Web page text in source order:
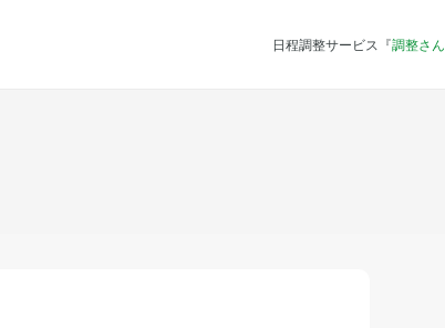
日程調整サービス『調整さん